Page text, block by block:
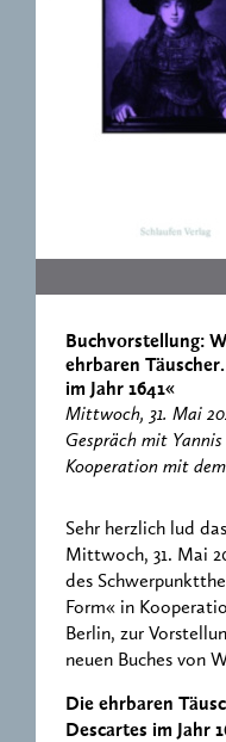
FOR POLITICAL
ICONOGRAPHY
ERNST
CENTRE 1997-
RECORDS
Buchvorstellung:
ehrbaren
im Jahr 1641«
Mittwoch, 31. Mai
Gespräch mit
Kooperation mit
Sehr herzlich lud
Mittwoch, 31. Mai
des
Form« in
Berlin, zur
neuen Buches von
Die ehrbaren
Descartes im Jahr